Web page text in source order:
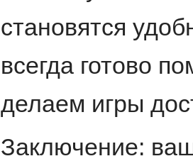
становятся
всегда готово
делаем игры
Заключение: